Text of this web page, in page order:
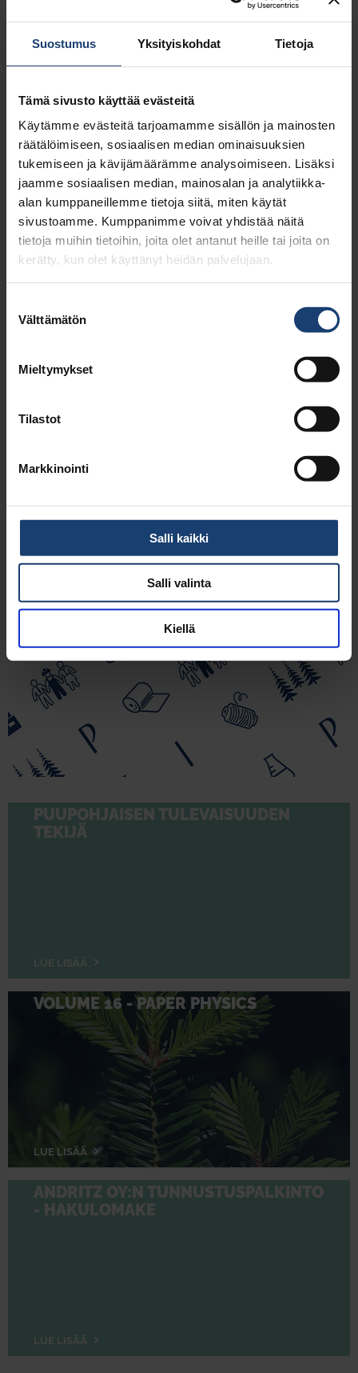
Suostumus Yksityiskohdat Tietoja
Tämä sivusto käyttää evästeitä
Käytämme evästeitä tarjoamamme sisällön ja mainosten
räätälöimiseen, sosiaalisen median ominaisuuksien
tukemiseen ja kävijämäärämme analysoimiseen. Lisäksi
jaamme sosiaalisen median, mainosalan ja analytiikka-
alan kumppaneillemme tietoja siitä, miten käytät
sivustoamme. Kumppanimme voivat yhdistää näitä
tietoja muihin tietoihin, joita olet antanut heille tai joita on
kerätty, kun olet käyttänyt heidän palvelujaan.
valinta
Välttämätön
Mieltymykset
Tilastot
Markkinointi
Salli kaikki
Salli valinta
Kiellä
KYSY LISÄÄ
Donika Morina
projektipäällikkö, DI
donika.morina@puunjalostusinsinoorit.fi
Stipendit ja palkinnot
PUUPOHJAISEN TULEVAISUUDEN
TEKIJÄ
LUE LISÄÄ
VOLUME 16 - PAPER PHYSICS
LUE LISÄÄ
ANDRITZ OY:N TUNNUSTUSPALKINTO
- HAKULOMAKE
LUE LISÄÄ